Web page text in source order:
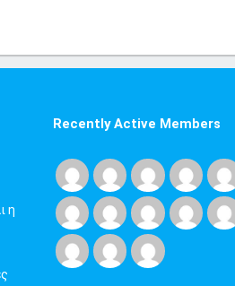
η
Recently Active Members